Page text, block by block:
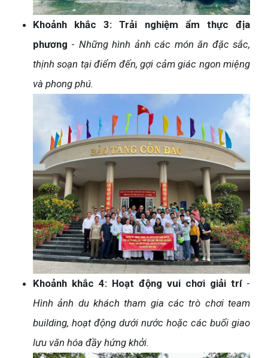
Khoảnh khắc 3: Trải nghiệm ẩm thực địa
phương - Những hình ảnh các món ăn đặc sắc,
thịnh soạn tại điểm đến, gợi cảm giác ngon miệng
và phong phú.
Khoảnh khắc 4: Hoạt động vui chơi giải trí-
Hình ảnh du khách tham gia các trò chơi team
building, hoạt động dưới nước hoặc các buổi giao
lưu văn hóa đầy hứng khởi.